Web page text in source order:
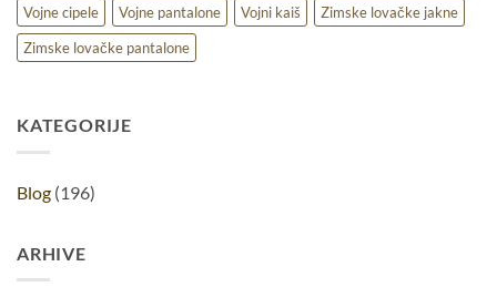
Vojne cipele
Vojne pantalone Vojni kaiš
Zimske lovačke jakne
Zimske lovačke pantalone
KATEGORIJE
Blog (196)
ARHIVE